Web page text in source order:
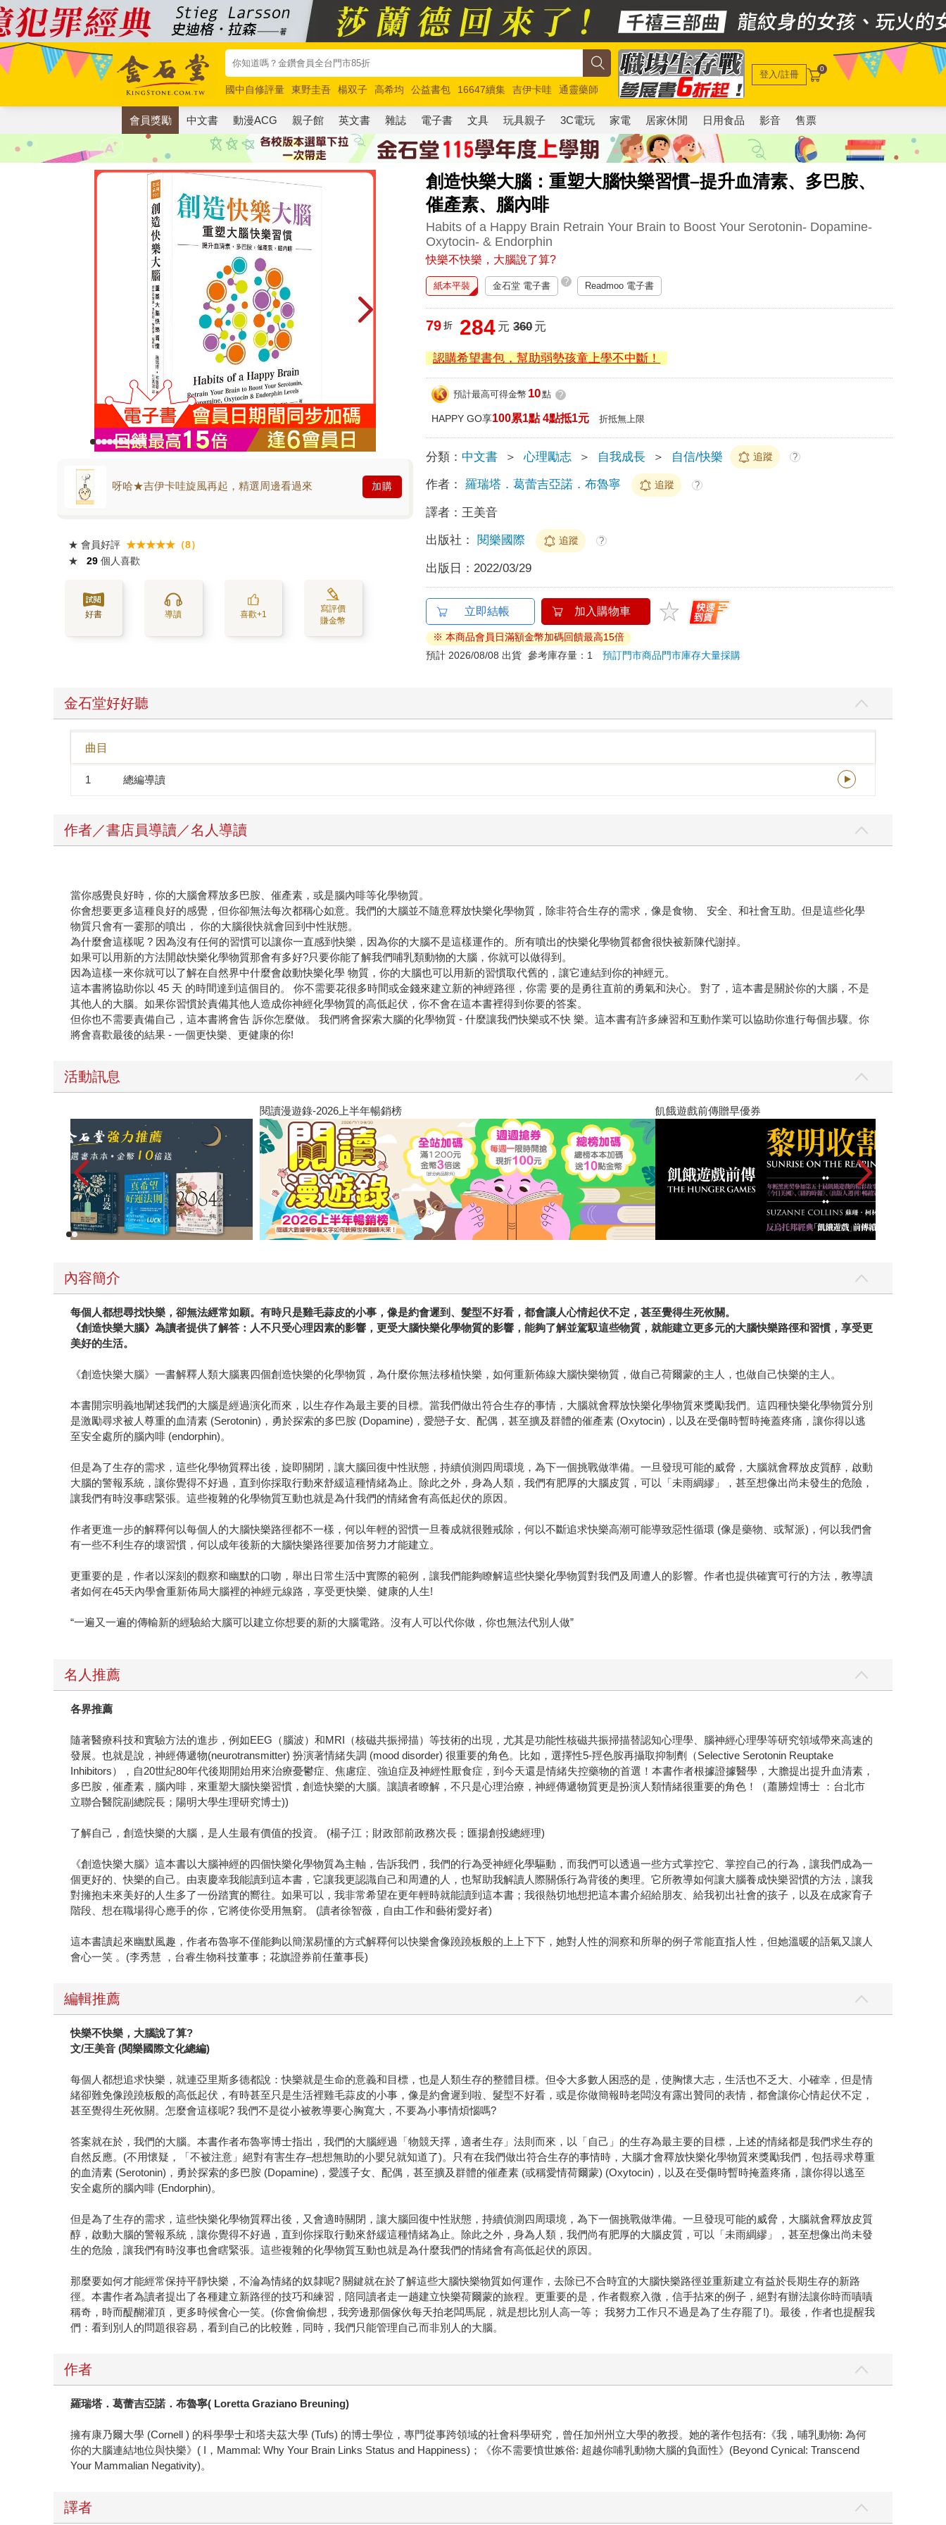
國中自修評量 東野圭吾 楊双子 高希均 公益書包 16647續集 吉伊卡哇
通靈藥師
唯紅花綻放
奧德賽 路邊攤新作 馬斯克 玩具總動員5 超慢跑
登入/註冊 0
會員獎勵 中文書 動漫ACG 親子館 英文書 雜誌 電子書 文具 玩具親子 3C電玩 家電 居家休閒 日用食品 影音 售票
創造快樂大腦：重塑大腦快樂習慣–提升血清素、多巴胺、
催產素、腦內啡
Habits of a Happy Brain Retrain Your Brain to Boost Your Serotonin- Dopamine-
Oxytocin- & Endorphin
快樂不快樂，大腦說了算?
呀哈★吉伊卡哇旋風再起，精選周邊看過來 加購
★ 會員好評 ★★★★★（8）
★
29 個人喜歡
好書 導讀 喜歡+1
寫評價
賺金幣
紙本平裝 金石堂 電子書 ? Readmoo 電子書
79 折 284 元 360元
認購希望書包，幫助弱勢孩童上學不中斷！
預計最高可得金幣 10點 ?
HAPPY GO享100累1點 4點抵1元 折抵無上限
分類： 中文書 ＞ 心理勵志 ＞ 自我成長 ＞ 自信/快樂 追蹤 ?
作者： 羅瑞塔．葛蕾吉亞諾．布魯寧 追蹤 ?
譯者： 王美音
出版社： 閱樂國際 追蹤 ?
出版日： 2022/03/29
立即結帳 加入購物車
※ 本商品會員日滿額金幣加碼回饋最高15倍
預計 2026/08/08 出貨 參考庫存量：1預訂門市商品門市庫存大量採購
金石堂好好聽
曲目
1 總編導讀
作者／書店員導讀／名人導讀
當你感覺良好時，你的大腦會釋放多巴胺、催產素，或是腦內啡等化學物質。
你會想要更多這種良好的感覺，但你卻無法每次都稱心如意。我們的大腦並不隨意釋放快樂化學物質，除非符合生存的需求，像是食物、 安全、和社會互助。但是這些化學
物質只會有一霎那的噴出， 你的大腦很快就會回到中性狀態。
為什麼會這樣呢 ? 因為沒有任何的習慣可以讓你一直感到快樂，因為你的大腦不是這樣運作的。所有噴出的快樂化學物質都會很快被新陳代謝掉。
如果可以用新的方法開啟快樂化學物質那會有多好?只要你能了解我們哺乳類動物的大腦，你就可以做得到。
因為這樣一來你就可以了解在自然界中什麼會啟動快樂化學 物質，你的大腦也可以用新的習慣取代舊的，讓它連結到你的神經元。
這本書將協助你以 45 天 的時間達到這個目的。 你不需要花很多時間或金錢來建立新的神經路徑，你需 要的是勇往直前的勇氣和決心。 對了，這本書是關於你的大腦，不是
其他人的大腦。如果你習慣於責備其他人造成你神經化學物質的高低起伏，你不會在這本書裡得到你要的答案。
但你也不需要責備自己，這本書將會告 訴你怎麼做。 我們將會探索大腦的化學物質 - 什麼讓我們快樂或不快 樂。這本書有許多練習和互動作業可以協助你進行每個步驟。你
將會喜歡最後的結果 - 一個更快樂、更健康的你!
活動訊息
內容簡介
每個人都想尋找快樂，卻無法經常如願。有時只是雞毛蒜皮的小事，像是約會遲到、髮型不好看，都會讓人心情起伏不定，甚至覺得生死攸關。
《創造快樂大腦》為讀者提供了解答：人不只受心理因素的影響，更受大腦快樂化學物質的影響，能夠了解並駕馭這些物質，就能建立更多元的大腦快樂路徑和習慣，享受更
美好的生活。
《創造快樂大腦》一書解釋人類大腦裏四個創造快樂的化學物質，為什麼你無法移植快樂，如何重新佈線大腦快樂物質，做自己荷爾蒙的主人，也做自己快樂的主人。
本書開宗明義地闡述我們的大腦是經過演化而來，以生存作為最主要的目標。當我們做出符合生存的事情，大腦就會釋放快樂化學物質來獎勵我們。這四種快樂化學物質分別
是激勵尋求被人尊重的血清素 (Serotonin)，勇於探索的多巴胺 (Dopamine)，愛戀子女、配偶，甚至擴及群體的催產素 (Oxytocin)，以及在受傷時暫時掩蓋疼痛，讓你得以逃
至安全處所的腦內啡 (endorphin)。
但是為了生存的需求，這些化學物質釋出後，旋即關閉，讓大腦回復中性狀態，持續偵測四周環境，為下一個挑戰做準備。一旦發現可能的威脅，大腦就會釋放皮質醇，啟動
大腦的警報系統，讓你覺得不好過，直到你採取行動來舒緩這種情緒為止。除此之外，身為人類，我們有肥厚的大腦皮質，可以「未雨綢繆」，甚至想像出尚未發生的危險，
讓我們有時沒事瞎緊張。這些複雜的化學物質互動也就是為什我們的情緒會有高低起伏的原因。
作者更進一步的解釋何以每個人的大腦快樂路徑都不一樣，何以年輕的習慣一旦養成就很難戒除，何以不斷追求快樂高潮可能導致惡性循環 (像是藥物、或幫派)，何以我們會
有一些不利生存的壞習慣，何以成年後新的大腦快樂路徑要加倍努力才能建立。
更重要的是，作者以深刻的觀察和幽默的口吻，舉出日常生活中實際的範例，讓我們能夠瞭解這些快樂化學物質對我們及周遭人的影響。作者也提供確實可行的方法，教導讀
者如何在45天內學會重新佈局大腦裡的神經元線路，享受更快樂、健康的人生!
“一遍又一遍的傳輸新的經驗給大腦可以建立你想要的新的大腦電路。沒有人可以代你做，你也無法代別人做”
名人推薦
各界推薦
隨著醫療科技和實驗方法的進步，例如EEG（腦波）和MRI（核磁共振掃描）等技術的出現，尤其是功能性核磁共振掃描替認知心理學、腦神經心理學等研究領域帶來高速的
發展。也就是說，神經傳遞物(neurotransmitter) 扮演著情緒失調 (mood disorder) 很重要的角色。比如，選擇性5-羥色胺再攝取抑制劑（Selective Serotonin Reuptake
Inhibitors），自20世紀80年代後期開始用來治療憂鬱症、焦慮症、強迫症及神經性厭食症，到今天還是情緒失控藥物的首選！本書作者根據證據醫學，大膽提出提升血清素，
多巴胺，催產素，腦內啡，來重塑大腦快樂習慣，創造快樂的大腦。讓讀者瞭解，不只是心理治療，神經傳遞物質更是扮演人類情緒很重要的角色！（蕭勝煌博士 ：台北市
立聯合醫院副總院長；陽明大學生理研究博士))
了解自己，創造快樂的大腦，是人生最有價值的投資。 (楊子江；財政部前政務次長；匯揚創投總經理)
《創造快樂大腦》這本書以大腦神經的四個快樂化學物質為主軸，告訴我們，我們的行為受神經化學驅動，而我們可以透過一些方式掌控它、掌控自己的行為，讓我們成為一
個更好的、快樂的自己。由衷慶幸我能讀到這本書，它讓我更認識自己和周遭的人，也幫助我解讀人際關係行為背後的奧理。它所教導如何讓大腦養成快樂習慣的方法，讓我
對擁抱未來美好的人生多了一份踏實的嚮往。如果可以，我非常希望在更年輕時就能讀到這本書；我很熱切地想把這本書介紹給朋友、給我初出社會的孩子，以及在成家育子
階段、想在職場得心應手的你，它將使你受用無窮。 (讀者徐智薇，自由工作和藝術愛好者)
這本書讀起來幽默風趣，作者布魯寧不僅能夠以簡潔易懂的方式解釋何以快樂會像蹺蹺板般的上上下下，她對人性的洞察和所舉的例子常能直指人性，但她溫暖的語氣又讓人
會心一笑 。(李秀慧 ，台睿生物科技董事；花旗證券前任董事長)
編輯推薦
快樂不快樂，大腦說了算?
文/王美音 (閱樂國際文化總編)
每個人都想追求快樂，就連亞里斯多德都說：快樂就是生命的意義和目標，也是人類生存的整體目標。但令大多數人困惑的是，使胸懷大志，生活也不乏大、小確幸，但是情
緒卻難免像蹺蹺板般的高低起伏，有時甚至只是生活裡雞毛蒜皮的小事，像是約會遲到啦、髮型不好看，或是你做簡報時老闆沒有露出贊同的表情，都會讓你心情起伏不定，
甚至覺得生死攸關。怎麼會這樣呢? 我們不是從小被教導要心胸寬大，不要為小事情煩惱嗎?
答案就在於，我們的大腦。本書作者布魯寧博士指出，我們的大腦經過「物競天擇，適者生存」法則而來，以「自己」的生存為最主要的目標，上述的情緒都是我們求生存的
自然反應。(不用懷疑，「不被注意」絕對有害生存–想想無助的小嬰兒就知道了)。只有在我們做出符合生存的事情時，大腦才會釋放快樂化學物質來獎勵我們，包括尋求尊重
的血清素 (Serotonin)，勇於探索的多巴胺 (Dopamine)，愛護子女、配偶，甚至擴及群體的催產素 (或稱愛情荷爾蒙) (Oxytocin)，以及在受傷時暫時掩蓋疼痛，讓你得以逃至
安全處所的腦內啡 (Endorphin)。
但是為了生存的需求，這些快樂化學物質釋出後，又會適時關閉，讓大腦回復中性狀態，持續偵測四周環境，為下一個挑戰做準備。一旦發現可能的威脅，大腦就會釋放皮質
醇，啟動大腦的警報系統，讓你覺得不好過，直到你採取行動來舒緩這種情緒為止。除此之外，身為人類，我們尚有肥厚的大腦皮質，可以「未雨綢繆」，甚至想像出尚未發
生的危險，讓我們有時沒事也會瞎緊張。這些複雜的化學物質互動也就是為什麼我們的情緒會有高低起伏的原因。
那麼要如何才能經常保持平靜快樂，不淪為情緒的奴隸呢? 關鍵就在於了解這些大腦快樂物質如何運作，去除已不合時宜的大腦快樂路徑並重新建立有益於長期生存的新路
徑。本書作者為讀者提出了各種建立新路徑的技巧和練習，陪同讀者走一趟建立快樂荷爾蒙的旅程。更重要的是，作者觀察入微，信手拈來的例子，絕對有辦法讓你時而嘖嘖
稱奇，時而醍醐灌頂，更多時候會心一笑。(你會偷偷想，我旁邊那個傢伙每天拍老闆馬屁，就是想比別人高一等； 我努力工作只不過是為了生存罷了!)。最後，作者也提醒我
們：看到別人的問題很容易，看到自己的比較難，同時，我們只能管理自己而非別人的大腦。
作者
羅瑞塔．葛蕾吉亞諾．布魯寧( Loretta Graziano Breuning)
擁有康乃爾大學 (Cornell ) 的科學學士和塔夫茲大學 (Tufs) 的博士學位，專門從事跨領域的社會科學研究，曾任加州州立大學的教授。她的著作包括有:《我，哺乳動物: 為何
你的大腦連結地位與快樂》( I，Mammal: Why Your Brain Links Status and Happiness)；《你不需要憤世嫉俗: 超越你哺乳動物大腦的負面性》(Beyond Cynical: Transcend
Your Mammalian Negativity)。
譯者